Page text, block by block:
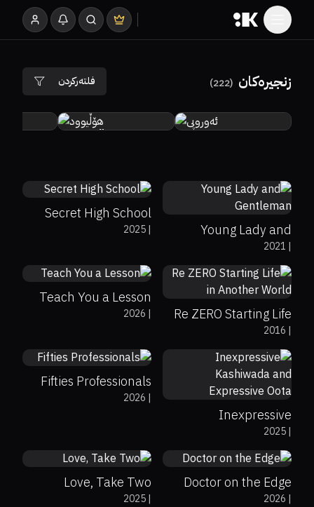
زنجیرەکان (
222
) فلتەرکردن
ڕیزبەندی
ڕیزبەندیەک دیاری بکە
ساڵ
ساڵ دیاری بکە
ژانەر
لابردنی فلتەرەکان
6.4
0%
0%
Young Lady and
Gentleman|
2021
Secret High School
|
2025
8.1
Re ZERO Starting Life
in Another World|
2016
8.7
Teach You a Lesson
|
2026
6.7
0%
0%
Inexpressive
Kashiwada and
Expressive Oota
|
2025
8.7
Fifties Professionals
|
2026
8
0%
0%
Doctor on the Edge
|
2026
Love, Take Two
|
2025
7.2
0%
0%